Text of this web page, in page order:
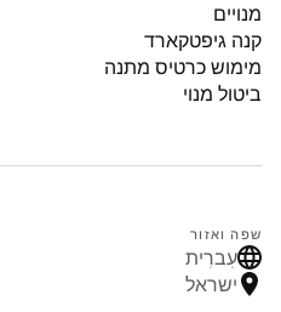
מנויים
קנה גיפטקארד
מימוש כרטיס מתנה
ביטול מנוי
שפה ואזור
עִברִית
ישראל